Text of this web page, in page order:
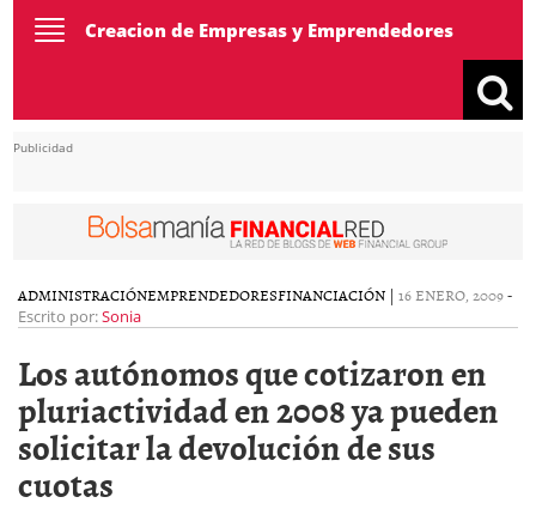
ToggleCreacion de Empresas y Emprendedores
Publicidad
ADMINISTRACIÓNEMPRENDEDORESFINANCIACIÓN | 16 ENERO, 2009-
Escrito por:Sonia
Los autónomos que cotizaron en
pluriactividad en 2008 ya pueden
solicitar la devolución de sus
cuotas